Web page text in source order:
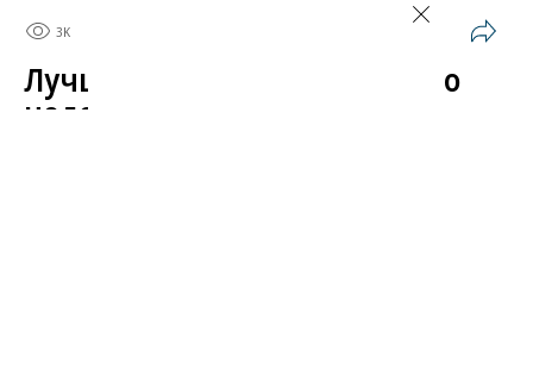
3K
Лучшие автомобильные фото
недели